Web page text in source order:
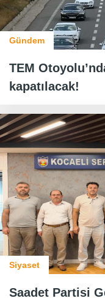
Gündem
TEM
kapatılacak!
Siyaset
Saadet Partisi